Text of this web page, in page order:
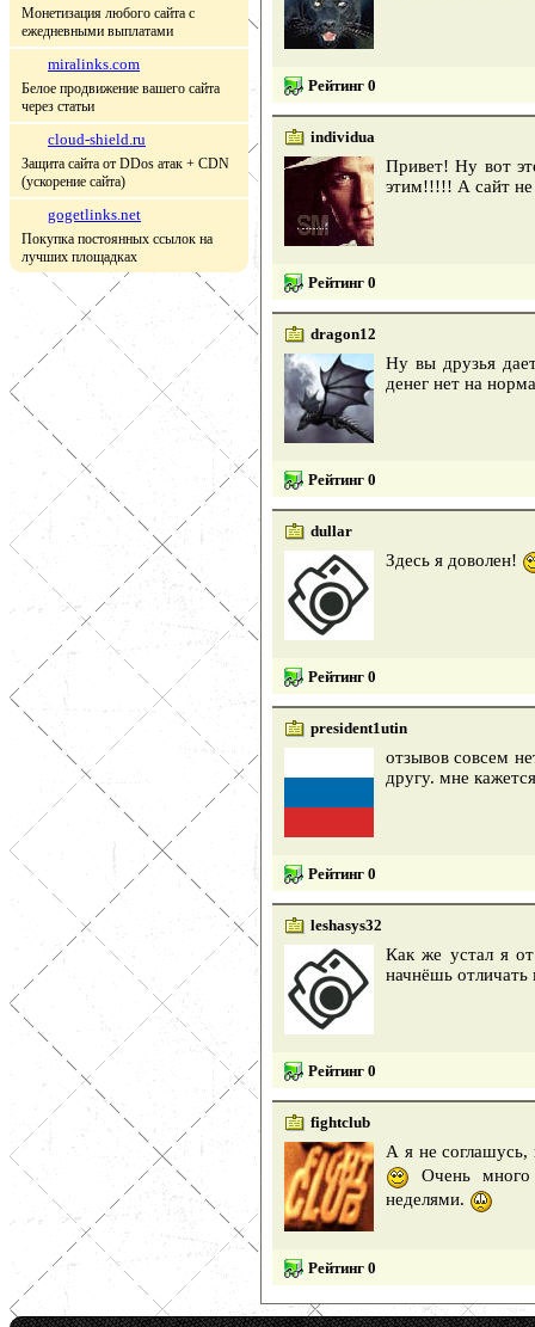
Монетизация любого сайта с
ежедневными выплатами
miralinks.com
Белое продвижение вашего сайта
через статьи
cloud-shield.ru
Защита сайта от DDos атак + CDN
(ускорение сайта)
gogetlinks.net
Покупка постоянных ссылок на
лучших площадках
Рейтинг 0
individua
Привет! Ну вот
этим!!!!! А сайт не
Рейтинг 0
dragon12
Ну вы друзья
денег нет на
Рейтинг 0
dullar
Здесь я доволен!
Рейтинг 0
president1utin
отзывов совсем
другу. мне
Рейтинг 0
leshasys32
Как же устал я
начнёшь
Рейтинг 0
fightclub
А я не
Очень много
неделями.
Рейтинг 0